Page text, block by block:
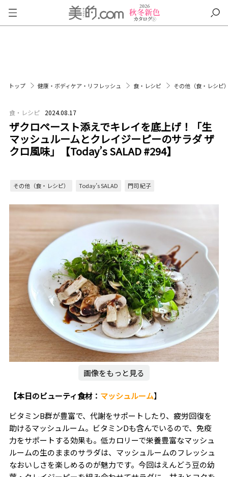
トップ 健康・ボディケア・リフレッシュ 食・レシピ その他（食・レシピ
食・レシピ 2024.08.17
ザクロペースト添えでキレイを底上げ！「生
マッシュルームとクレイジーピーのサラダ ザ
クロ風味」【Today’s SALAD #294】
その他（食・レシピ） Today’s SALAD 門司 紀子
画像をもっと見る
【本日のビューティ食材： マッシュルーム】
ビタミンB群が豊富で、代謝をサポートしたり、疲労回復を
助けるマッシュルーム。ビタミンDも含んでいるので、免疫
力をサポートする効果も。低カロリーで栄養豊富なマッシュ
ルームの生のままのサラダは、マッシュルームのフレッシュ
なおいしさを楽しめるのが魅力です。今回はえんどう豆の幼